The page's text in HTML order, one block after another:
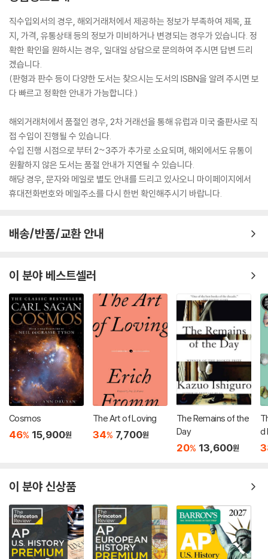
직수입외서의 경우, 해외거래처에서 제공하는 정보가 부족하여 제목, 표
지, 가격, 유통상태 등의 정보가 미비하거나 변경되는 경우가 있습니다. 정
확한 확인을 원하시는 경우, 일대일 상담으로 문의하여 주시면 답변 드리
겠습니다.
(판형과 판수 등이 다양한 도서는 찾으시는 도서의 ISBN을 알려 주시면 보
다 빠르고 정확한 안내가 가능합니다.)
해외거래처에서 품절인 경우, 2차 거래선을 통해 유럽과 미국 출판사로 직
접 수입이 진행될 수 있습니다.
수입 진행 시점으로 부터 2~3주가 추가로 소요되며, 해외에서도 유통이
원활하지 않은 도서는 품절 안내가 지연될 수 있습니다.
해당 경우, 문자와 메일로 별도 안내를 드리고 있사오니 마이페이지에서
휴대전화번호와 메일주소를 다시 한번 확인해주시기 바랍니다.
배송/반품/교환 안내
이 분야 베스트셀러
Cosmos
46% 15,900원
The Art of Loving
34% 7,700원
The Remains of the
Day
20% 13,600원
d
이 분야 신상품